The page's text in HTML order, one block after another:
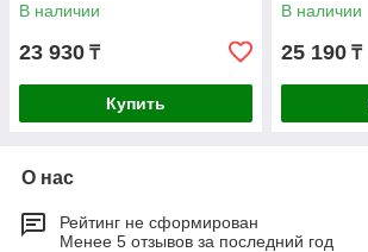
В наличии
23 930 ₸
Купить
В наличии
25 190 ₸
О нас
Рейтинг не сформирован
Менее 5 отзывов за последний год